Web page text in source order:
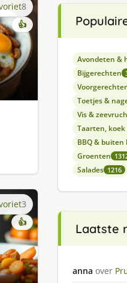
8
👍
3
👍
Avondeten &
Bijgerechten
Toetjes &
Vis &
Taarten, koek
BBQ & buiten
Groenten
Salades 1216
Laatste
anna over